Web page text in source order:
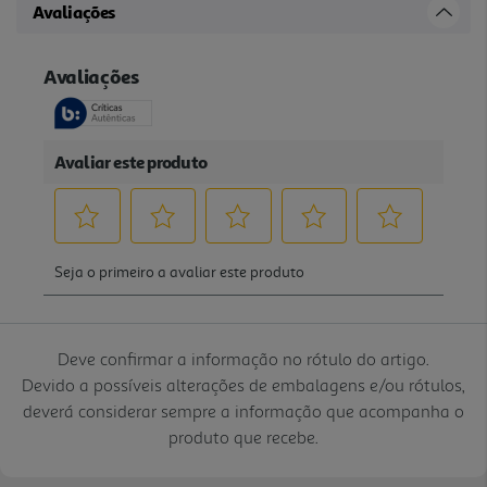
Avaliações
Deve confirmar a informação no rótulo do artigo.
Devido a possíveis alterações de embalagens e/ou rótulos,
deverá considerar sempre a informação que acompanha o
produto que recebe.